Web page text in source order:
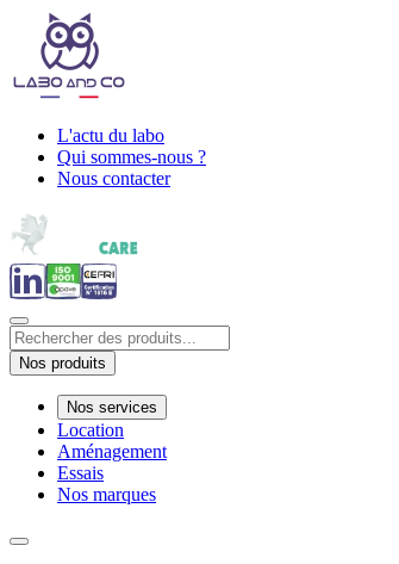
L'actu du labo
Qui sommes-nous ?
Nous contacter
Nos produits
Nos services
Location
Aménagement
Essais
Nos marques